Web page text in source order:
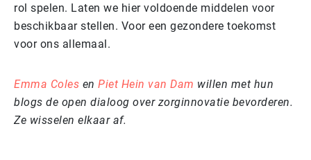
rol spelen. Laten we hier voldoende middelen voor
beschikbaar stellen. Voor een gezondere toekomst
voor ons allemaal.
Emma Coles en Piet Hein van Dam willen met hun
blogs de open dialoog over zorginnovatie bevorderen.
Ze wisselen elkaar af.